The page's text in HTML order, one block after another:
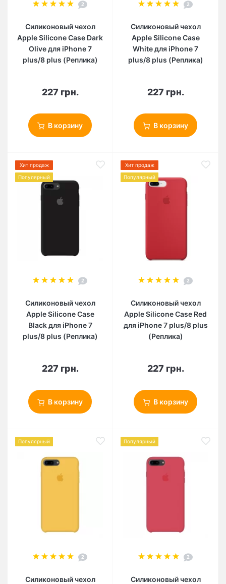
2
Силиконовый чехол
Apple Silicone Case Dark
Olive для iPhone 7
plus/8 plus (Реплика)
227 грн.
В корзину
2
Силиконовый чехол
Apple Silicone Case
White для iPhone 7
plus/8 plus (Реплика)
227 грн.
В корзину
Хит продаж
Популярный
2
Силиконовый чехол
Apple Silicone Case
Black для iPhone 7
plus/8 plus (Реплика)
227 грн.
В корзину
Хит продаж
Популярный
2
Силиконовый чехол
Apple Silicone Case Red
для iPhone 7 plus/8 plus
(Реплика)
227 грн.
В корзину
Популярный
2
Силиконовый чехол
Популярный
2
Силиконовый чехол